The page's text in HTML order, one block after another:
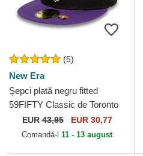
(5)
New Era
Șepci plată negru fitted
59FIFTY Classic de Toronto
Raptors NBA de New Era
EUR43,95 EUR 30,77
Comandă-l 11 - 13 august